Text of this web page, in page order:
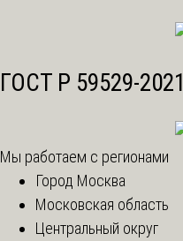
ГОСТ Р 59529-2021
Мы работаем с регионами
Город Москва
Московская область
Центральный округ